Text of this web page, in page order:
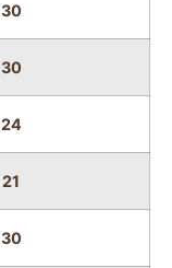
30
30
24
21
30